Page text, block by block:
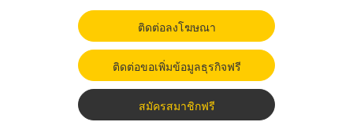
ติดต่อลงโฆษณา
ติดต่อขอเพิ่มข้อมูลธุรกิจฟรี
สมัครสมาชิกฟรี